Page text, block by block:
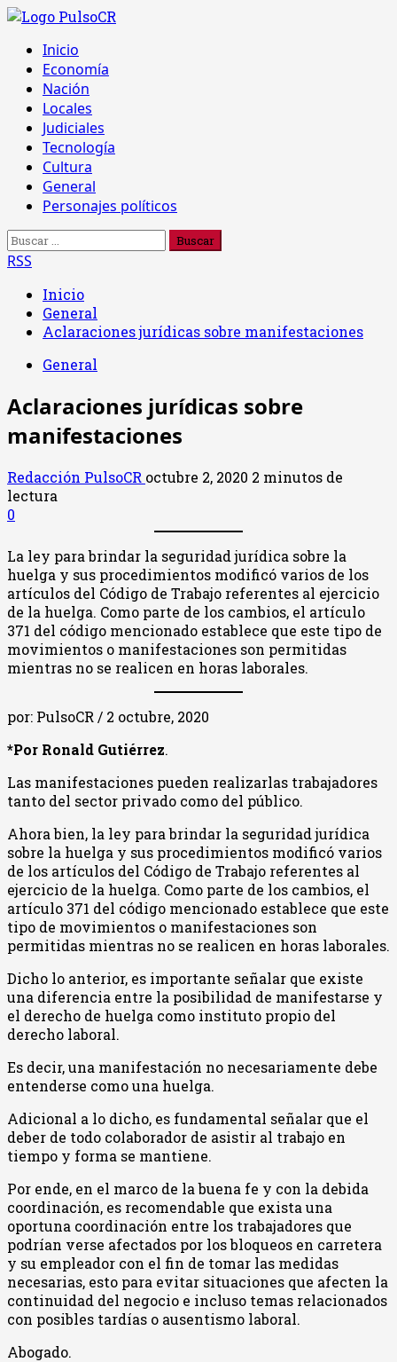
Saltar
contenido
Menú
principal
Inicio
Economía
Nación
Locales
Judiciales
Tecnología
Cultura
General
Personajes políticos
Buscar:
RSS
Inicio
General
Aclaraciones jurídicas sobre manifestaciones
General
Aclaraciones jurídicas sobre
manifestaciones
Redacción PulsoCR octubre 2, 2020 2 minutos de
lectura
0
La ley para brindar la seguridad jurídica sobre la
huelga y sus procedimientos modificó varios de los
artículos del Código de Trabajo referentes al ejercicio
de la huelga. Como parte de los cambios, el artículo
371 del código mencionado establece que este tipo de
movimientos o manifestaciones son permitidas
mientras no se realicen en horas laborales.
por: PulsoCR / 2 octubre, 2020
*Por Ronald Gutiérrez.
Las manifestaciones pueden realizarlas trabajadores
tanto del sector privado como del público.
Ahora bien, la ley para brindar la seguridad jurídica
sobre la huelga y sus procedimientos modificó varios
de los artículos del Código de Trabajo referentes al
ejercicio de la huelga. Como parte de los cambios, el
artículo 371 del código mencionado establece que este
tipo de movimientos o manifestaciones son
permitidas mientras no se realicen en horas laborales.
Dicho lo anterior, es importante señalar que existe
una diferencia entre la posibilidad de manifestarse y
el derecho de huelga como instituto propio del
derecho laboral.
Es decir, una manifestación no necesariamente debe
entenderse como una huelga.
Adicional a lo dicho, es fundamental señalar que el
deber de todo colaborador de asistir al trabajo en
tiempo y forma se mantiene.
Por ende, en el marco de la buena fe y con la debida
coordinación, es recomendable que exista una
oportuna coordinación entre los trabajadores que
podrían verse afectados por los bloqueos en carretera
y su empleador con el fin de tomar las medidas
necesarias, esto para evitar situaciones que afecten la
continuidad del negocio e incluso temas relacionados
con posibles tardías o ausentismo laboral.
Abogado.